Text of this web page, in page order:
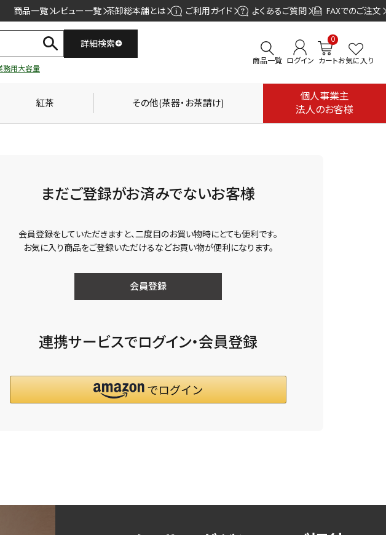
商品一覧 レビュー一覧 茶卸総本舗とは ご利用ガイド よくあるご質問 FAXでのご注文
務用大容量
詳細検索
商品一覧 ログイン カート
0
お気に入り
紅茶 その他(茶器・お茶請け)
個人事業主
法人のお客様
まだご登録がお済みでないお客様
会員登録をしていただきますと、二度目のお買い物時にとても便利です。
お気に入り商品をご登録いただけるなどお買い物が便利になります。
会員登録
連携サービスでログイン・会員登録